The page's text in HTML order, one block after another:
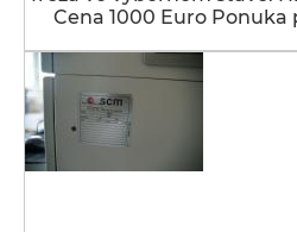
Cena 1000 Euro